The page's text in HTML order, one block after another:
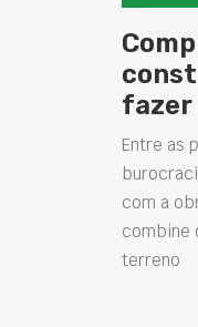
fazer
Entre as
com a
combine
terreno